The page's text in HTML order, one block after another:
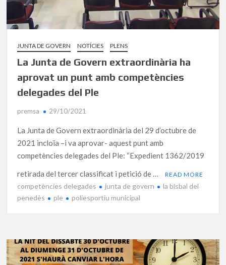
JUNTA DE GOVERN NOTÍCIES PLENS
La Junta de Govern extraordinària ha
aprovat un punt amb competències
delegades del Ple
premsa 29/10/2021
La Junta de Govern extraordinària del 29 d’octubre de
2021 incloïa –i va aprovar- aquest punt amb
competències delegades del Ple: “Expedient 1362/2019
retirada del tercer classificat i petició de …
READ MORE
competències delegades junta de govern
la bisbal del
penedès
ple poliesportiu municipal